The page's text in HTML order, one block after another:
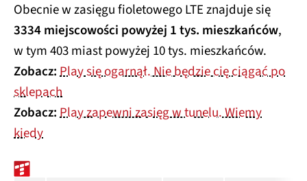
pomorskie
Kartuzy
Prokowo
Konopiska
Aleksandria
wielkopolskie
Kościan Racot
Obecnie w zasięgu fioletowego LTE znajduje się
3334 miejscowości powyżej 1 tys. mieszkańców,
w tym 403 miast powyżej 10 tys. mieszkańców.
Zobacz:Play się ogarnął. Nie będzie cię ciągać po
sklepach
Zobacz:Play zapewni zasięg w tunelu. Wiemy
kiedy